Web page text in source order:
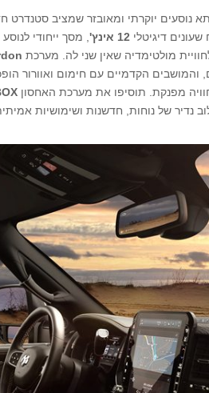
יוקרתי ומאובזר שמציב סטנדרט
שעונים דיגיטלי 12 אינץ' , מסך ייחודי לנוסע
מולטימדיה שאין שני לה. מערכת
והמושבים הקדמיים עם חימום ואוורור
מפנקת. תוסיפו את מערכת האחסון
נדיר של נוחות, חדשנות ושימושיות